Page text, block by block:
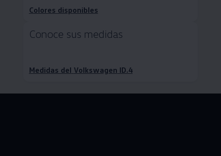
Colores disponibles
Conoce sus medidas
Medidas del Volkswagen ID.4